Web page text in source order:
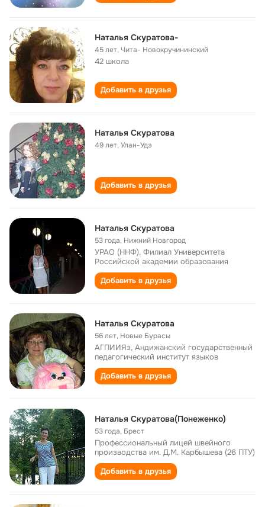
Наталья Скуратова-
45 лет,Чита- Новокручининский
42 школа
Добавить в друзья
Наталья Скуратова
49 лет,Улан-Удэ
Добавить в друзья
Наталья Скуратова
53 года, Нижний Новгород
УРАО (ННФ), Филиал Университета
Российской академии образования
Добавить в друзья
Наталья Скуратова
56 лет, Новые Бурасы
АГПИИЯз, Андижанский государственный
педагогический институт языков
Добавить в друзья
Наталья Скуратова(Понеженко)
53 года, Брест
Профессиональный лицей швейного
производства им. Д.М. Карбышева (26 ПТУ)
Добавить в друзья